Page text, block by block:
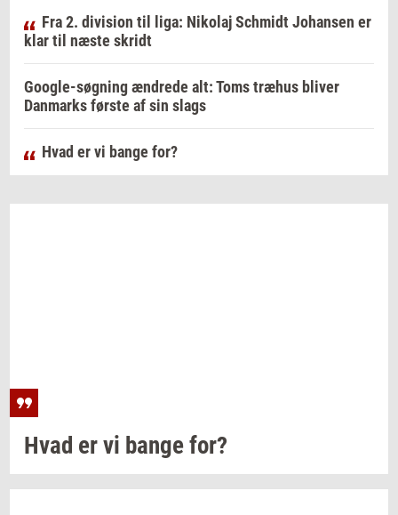
Fra 2. division til liga: Nikolaj Schmidt Johansen er
klar til næste skridt
Google-søgning ændrede alt: Toms træhus bliver
Danmarks første af sin slags
Hvad er vi bange for?
Hvad er vi bange for?